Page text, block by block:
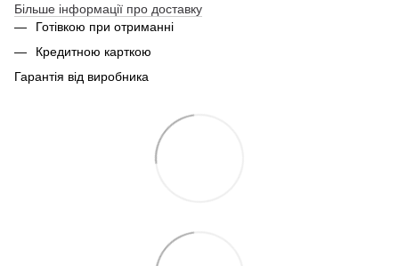
Більше інформації про доставку
Готівкою при отриманні
Кредитною карткою
Гарантія від виробника